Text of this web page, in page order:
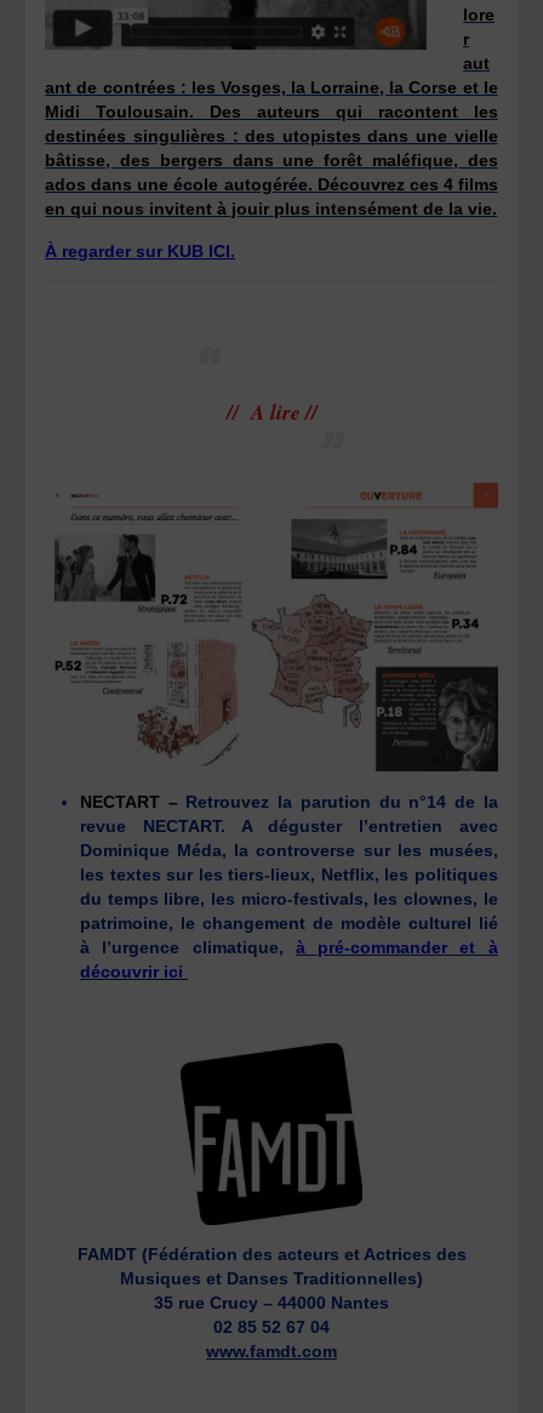
lore
r
aut
ant de contrées : les Vosges, la Lorraine, la Corse et le
Midi Toulousain. Des auteurs qui racontent les
destinées singulières : des utopistes dans une vielle
bâtisse, des bergers dans une forêt maléfique, des
ados dans une école autogérée. Découvrez ces 4 films
en qui nous invitent à jouir plus intensément de la vie.
À regarder sur KUB ICI.
// A lire //
NECTART –Retrouvez la parution du n°14 de la
revue NECTART. A déguster l’entretien avec
Dominique Méda, la controverse sur les musées,
les textes sur les tiers-lieux, Netflix, les politiques
du temps libre, les micro-festivals, les clownes, le
patrimoine, le changement de modèle culturel lié
à l’urgence climatique, à pré-commander et à
découvrir ici
FAMDT (Fédération des acteurs et Actrices des
Musiques et Danses Traditionnelles)
35 rue Crucy – 44000 Nantes
02 85 52 67 04
www.famdt.com